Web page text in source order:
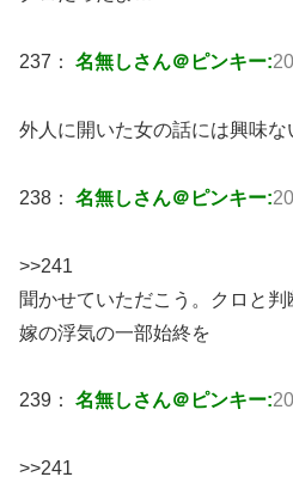
237： 名無しさん＠ピンキー:
外人に開いた女の話には興味な
238： 名無しさん＠ピンキー:
>>241
聞かせていただこう。クロと
嫁の浮気の一部始終を
239： 名無しさん＠ピンキー:
>>241